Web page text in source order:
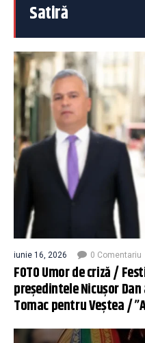
Satiră
iunie 16, 2026 0 Comentariu
FOTO Umor de criză /
președintele Nicușor
Tomac pentru Veștea /